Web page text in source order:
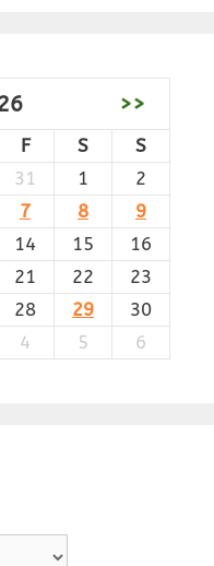
>>
F S
S
31 1
2
7 8
9
14 15
16
21 22
23
28 29
30
4 5 6